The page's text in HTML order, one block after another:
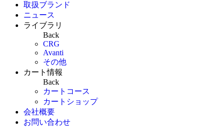
取扱ブランド
ニュース
ライブラリ
Back
CRG
Avanti
その他
カート情報
Back
カートコース
カートショップ
会社概要
お問い合わせ